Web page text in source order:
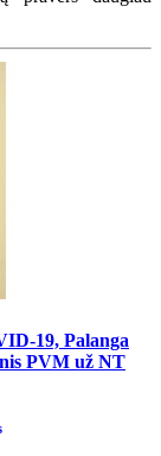
19, Palanga
PVM už NT